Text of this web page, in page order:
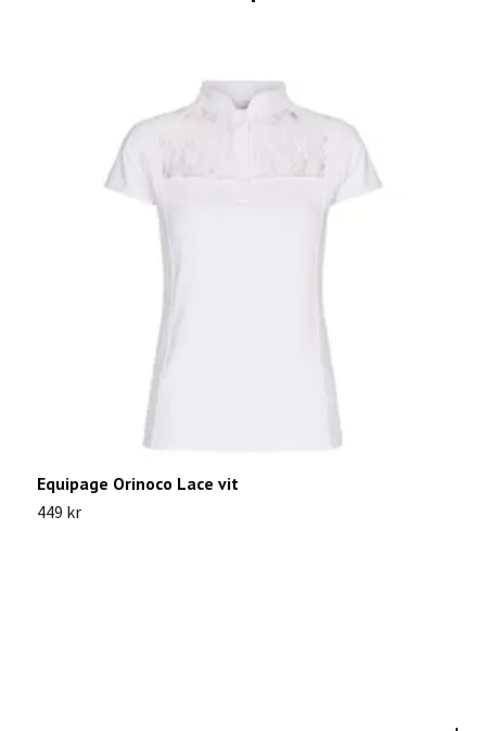
Equipage Orinoco Lace vit
449 kr